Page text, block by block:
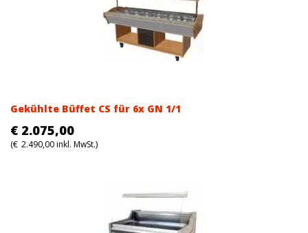
Gekühlte Büffet CS für 6x GN 1/1
€ 2.075,00
(€ 2.490,00inkl. MwSt.)